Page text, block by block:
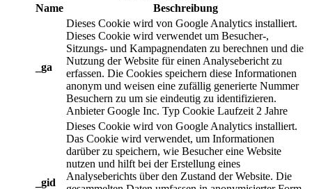
Name
Beschreibung
_ga
Dieses Cookie wird von Google Analytics installiert.
Dieses Cookie wird verwendet um Besucher-,
Sitzungs- und Kampagnendaten zu berechnen und die
Nutzung der Website für einen Analysebericht zu
erfassen. Die Cookies speichern diese Informationen
anonym und weisen eine zufällig generierte Nummer
Besuchern zu um sie eindeutig zu identifizieren.
Anbieter Google Inc. Typ Cookie Laufzeit 2 Jahre
_gid
Dieses Cookie wird von Google Analytics installiert.
Das Cookie wird verwendet, um Informationen
darüber zu speichern, wie Besucher eine Website
nutzen und hilft bei der Erstellung eines
Analyseberichts über den Zustand der Website. Die